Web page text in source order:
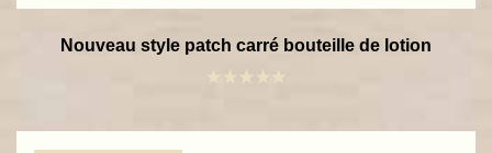
Nouveau style patch carré bouteille de lotion